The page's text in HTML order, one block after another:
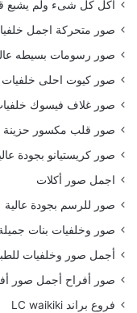
أكل كل شىء ولم يشبع
صور متحركة اجمل
صور رسومات بسيطه
صور كيوت احلى
صور غلاف فيسوك
صور قلب مكسور حزينة
صور كريستيانو بجودة
اجمل صور أكلات
صور للرسم بجودة عالية
صور وخلفيات بنات
أجمل صور وخلفيات
صور أفراح أجمل صور
فروع براند LC waikiki